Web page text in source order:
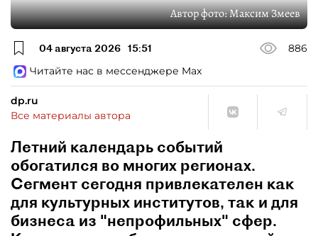
Автор фото:Максим Змеев
04 августа 2026 15:51
886
Читайте нас в мессенджере Max
dp.ru
Все материалы автора
Летний календарь событий
обогатился во многих регионах.
Сегмент сегодня привлекателен как
для культурных институтов, так и для
бизнеса из "непрофильных" сфер.